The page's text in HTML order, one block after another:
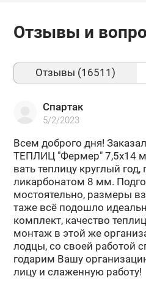
Отзывы и
Отзывы (16511)
Спартак
5/2/2023
Всем доб­ро­го дня!
ТЕП­ЛИЦ "Фер­мер" 7,5х14
вать теп­ли­цу круг­лый
ли­кар­бо­на­том 8 мм.
мо­сто­я­тель­но, раз­ме­ры
та­же всё по­до­шло
ком­плект, ка­че­ство
мон­таж в этой же
лод­цы, со своей ра­бо­той
го­да­рим Вашу
ли­цу и сла­жен­ную ра­бо­ту!